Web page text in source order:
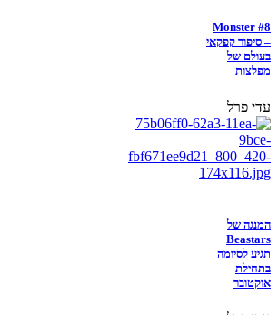
Monster #8
– סיפור קפקאי
בעולם של
מפלצות
עדי פרל
המנגה של
Beastars
תגיע לסיומה
בתחילת
אוקטובר